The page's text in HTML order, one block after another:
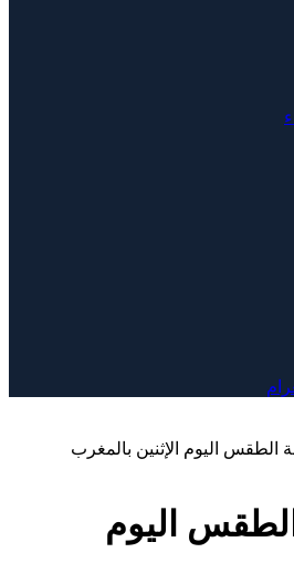
الطقس اليوم الإثنين بالمغرب
اليوم